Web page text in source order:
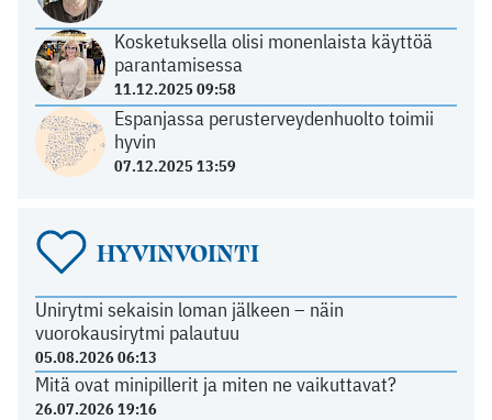
Kosketuksella olisi monenlaista käyttöä
parantamisessa
11.12.2025 09:58
Espanjassa perusterveydenhuolto toimii
hyvin
07.12.2025 13:59
HYVINVOINTI
Unirytmi sekaisin loman jälkeen – näin
vuorokausirytmi palautuu
05.08.2026 06:13
Mitä ovat minipillerit ja miten ne vaikuttavat?
26.07.2026 19:16